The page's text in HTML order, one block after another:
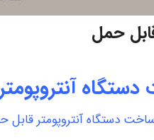
حمل
دستگاه آنتروپومتر قابل